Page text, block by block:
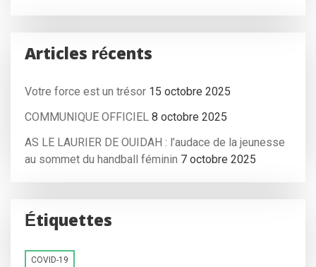
Articles récents
Votre force est un trésor 15 octobre 2025
COMMUNIQUE OFFICIEL 8 octobre 2025
AS LE LAURIER DE OUIDAH : l’audace de la jeunesse
au sommet du handball féminin 7 octobre 2025
Étiquettes
COVID-19